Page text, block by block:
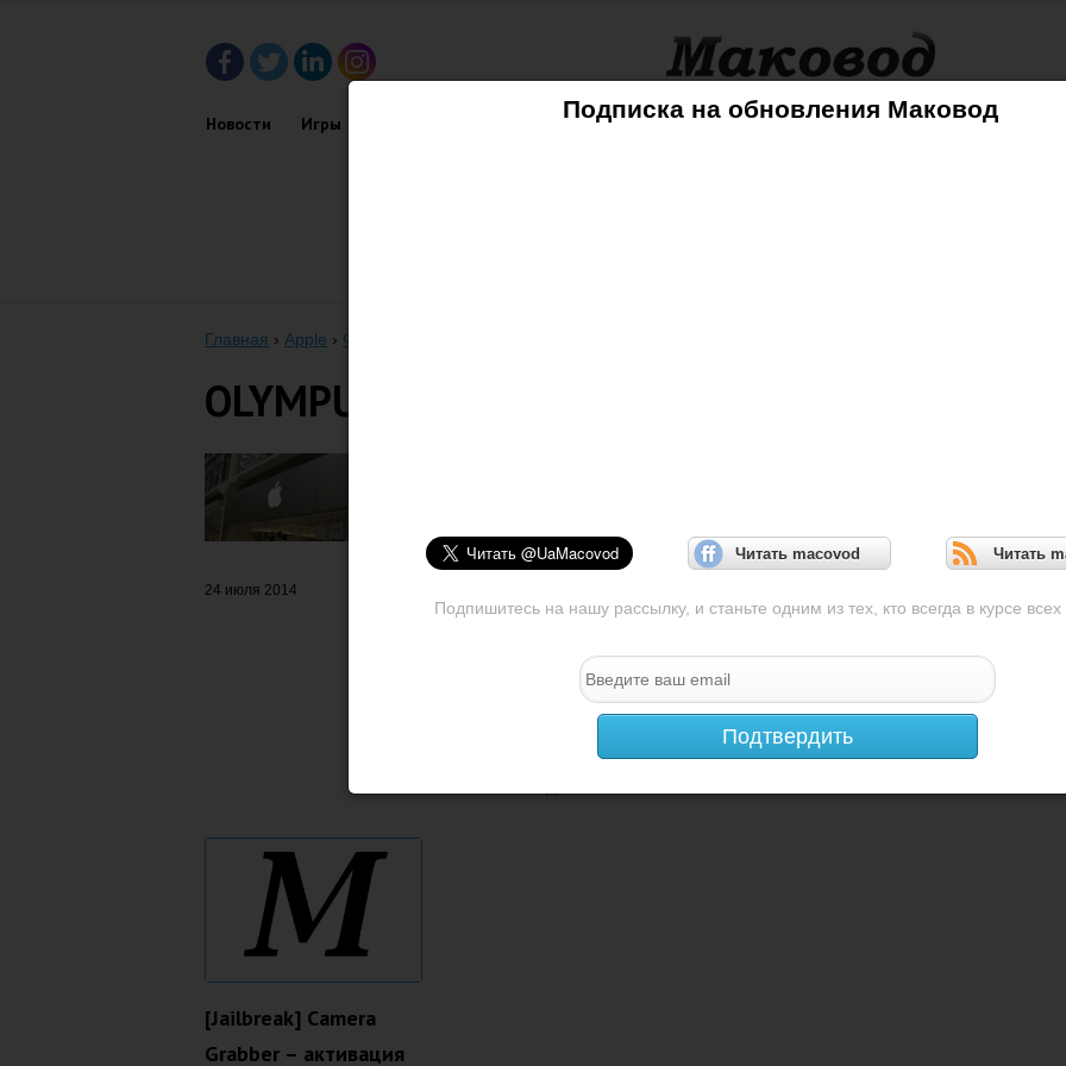
Подписка на обновления Маковод
Читать macovod Читать
Подпишитесь на нашу рассылку, и станьте одним из тех, кто всегда в курсе всех
Подтвердить
Новости Игры Советы Mac iPhone iPad iPod AppleTV
Главная › Apple › Финансовый отчет Apple за третий квартал
OLYMPUS DIGITAL CAMERA
24 июля 2014
[Jailbreak] Camera
Grabber – активация